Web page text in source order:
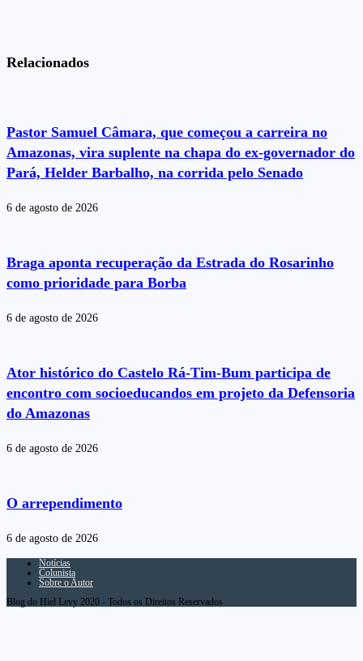
Relacionados
Pastor Samuel Câmara, que começou a carreira no
Amazonas, vira suplente na chapa do ex-governador do
Pará, Helder Barbalho, na corrida pelo Senado
6 de agosto de 2026
Braga aponta recuperação da Estrada do Rosarinho
como prioridade para Borba
6 de agosto de 2026
Ator histórico do Castelo Rá-Tim-Bum participa de
encontro com socioeducandos em projeto da Defensoria
do Amazonas
6 de agosto de 2026
O arrependimento
6 de agosto de 2026
Notícias
Colunista
Sobre o Autor
Blog do Hiel Levy 2020 - Todos os Direitos Reservados